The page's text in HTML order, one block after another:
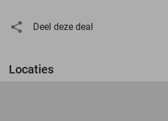
Deel deze deal
Locaties